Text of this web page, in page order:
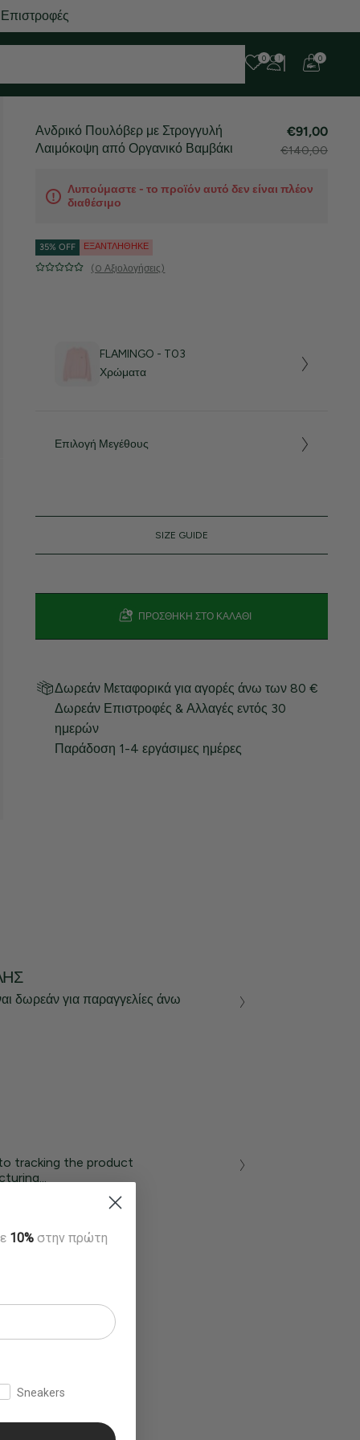
0 0
Ανδρικό Πουλόβερ με Στρογγυλή
Λαιμόκοψη από Οργανικό Βαμβάκι
€91,00
€140,00
Λυπούμαστε - το προϊόν αυτό δεν είναι πλέον
διαθέσιμο
35% OFF ΕΞΑΝΤΛΉΘΗΚΕ
(0 Αξιολογήσεις)
FLAMINGO - T03
Χρώματα
Επιλογή Μεγέθους
SIZE GUIDE
ΠΡΟΣΘΉΚΗ ΣΤΟ ΚΑΛΆΘΙ
Δωρεάν Μεταφορικά για αγορές άνω των 80 €
Δωρεάν Επιστροφές & Αλλαγές εντός 30
ημερών
Παράδοση 1-4 εργάσιμες ημέρες
δωρεάν για παραγγελίες άνω
tracking the product
10% στην πρώτη
Sneakers